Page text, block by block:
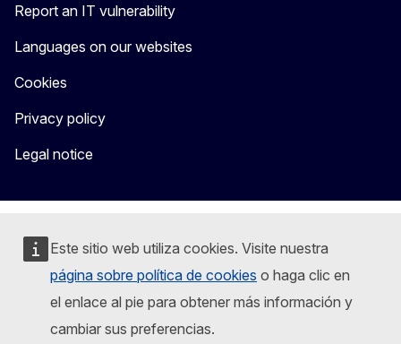
Este sitio web utiliza cookies. Visite nuestra
página sobre política de cookies o haga clic en
el enlace al pie para obtener más información y
cambiar sus preferencias.
Report an IT vulnerability
Languages on our websites
Cookies
Privacy policy
Legal notice